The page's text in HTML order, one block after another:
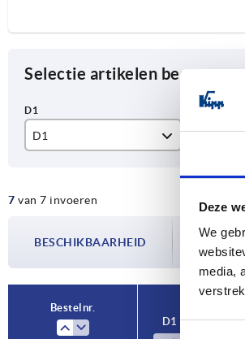
Deze
We
media,
Selectie artikelen begrenzen
D1
6,1
10,1
D2
12
15
18
20
7 van 7 invoeren
BESCHIKBAARHEID
De
over de
Bestelnr.
D1
D2